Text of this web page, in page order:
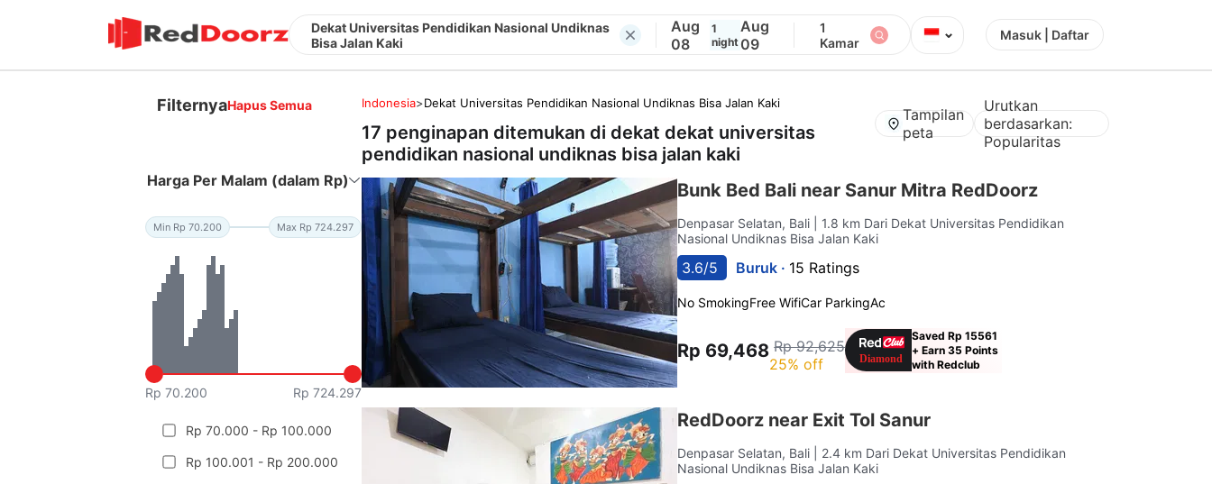
Dekat Universitas Pendidikan Nasional Undiknas
Bisa Jalan Kaki
Aug
08
1
night
Aug
09
1
Kamar
⌄ Masuk | Daftar
FilternyaHapus Semua
Harga Per Malam (dalam Rp)
Min Rp 70.200 Max Rp 724.297
Rp 70.200 Rp 724.297
Rp 70.000 - Rp 100.000
Rp 100.001 - Rp 200.000
Indonesia>Dekat Universitas Pendidikan Nasional Undiknas Bisa Jalan Kaki
17 penginapan ditemukan di dekatdekat universitas
pendidikan nasional undiknas bisa jalan kaki
Tampilan
peta
Urutkan
berdasarkan:
Popularitas
Bunk Bed Bali near Sanur Mitra RedDoorz
Denpasar Selatan, Bali
| 1.8 km Dari Dekat Universitas Pendidikan
Nasional Undiknas Bisa Jalan Kaki
3.6/5 Buruk · 15 Ratings
No SmokingFree WifiCar ParkingAc
Rp 69,468 Rp 92,625
25% off
Saved Rp 15561
+ Earn 35 Points
with Redclub
RedDoorz near Exit Tol Sanur
Denpasar Selatan, Bali
| 2.4 km Dari Dekat Universitas Pendidikan
Nasional Undiknas Bisa Jalan Kaki